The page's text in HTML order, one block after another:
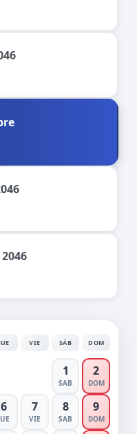
VIE SÁB DOM
1
SAB
2
DOM
6 7
VIE
8
SAB
9
DOM